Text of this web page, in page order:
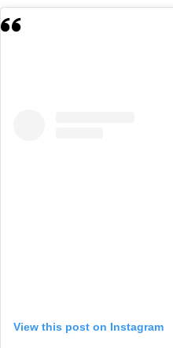
View this post on Instagram